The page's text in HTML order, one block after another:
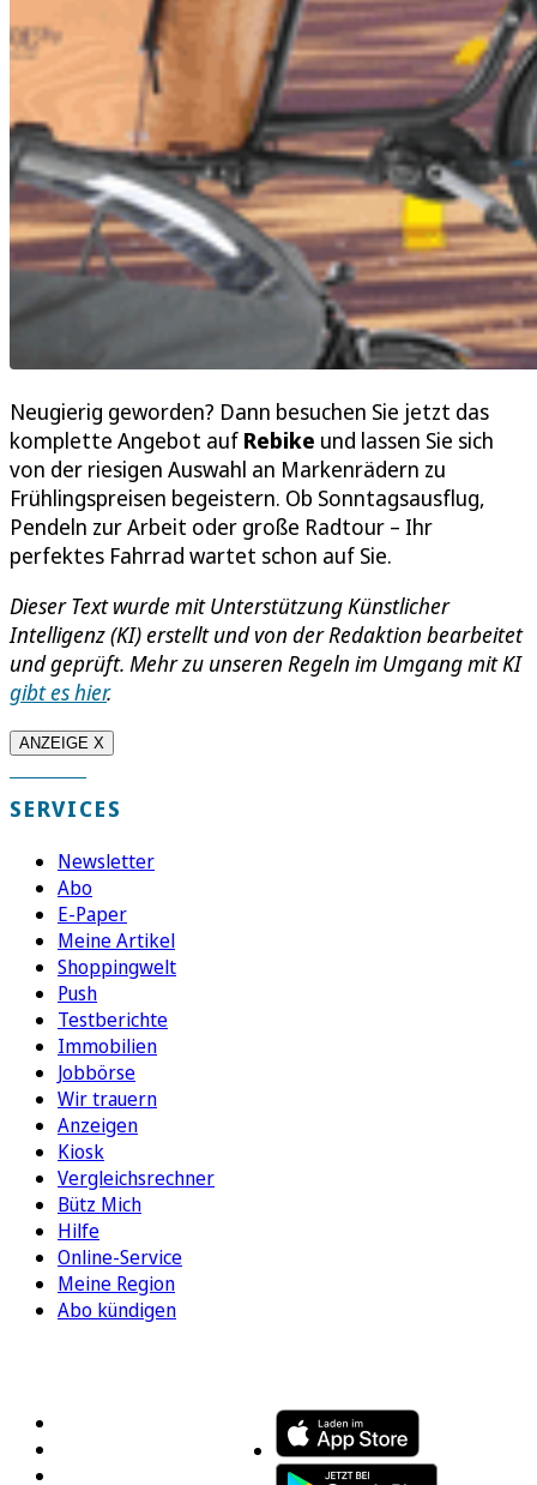
Neugierig geworden? Dann besuchen Sie jetzt das
komplette Angebot auf Rebike und lassen Sie sich
von der riesigen Auswahl an Markenrädern zu
Frühlingspreisen begeistern. Ob Sonntagsausflug,
Pendeln zur Arbeit oder große Radtour – Ihr
perfektes Fahrrad wartet schon auf Sie.
Dieser Text wurde mit Unterstützung Künstlicher
Intelligenz (KI) erstellt und von der Redaktion bearbeitet
und geprüft. Mehr zu unseren Regeln im Umgang mit KI
gibt es hier.
ANZEIGE X
SERVICES
Newsletter
Abo
E-Paper
Meine Artikel
Shoppingwelt
Push
Testberichte
Immobilien
Jobbörse
Wir trauern
Anzeigen
Kiosk
Vergleichsrechner
Bütz Mich
Hilfe
Online-Service
Meine Region
Abo kündigen